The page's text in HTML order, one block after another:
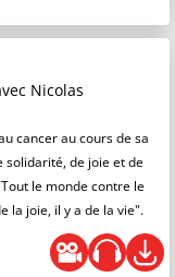
Nicolas
cancer au cours de sa
solidarité, de joie et de
le monde contre le
la joie, il y a de la vie".